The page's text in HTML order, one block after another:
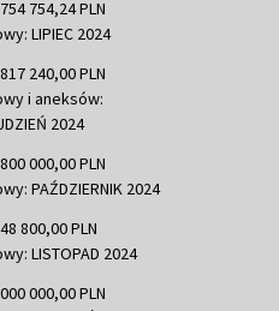
754,24 PLN
LIPIEC 2024
240,00 PLN
i aneksów:
2024
000,00 PLN
PAŹDZIERNIK 2024
800,00 PLN
LISTOPAD 2024
000,00 PLN